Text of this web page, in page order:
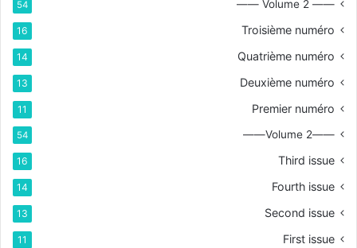
—— Volume 2 ——
54
Troisième numéro
16
Quatrième numéro
14
Deuxième numéro
13
Premier numéro
11
——Volume 2——
54
Third issue
16
Fourth issue
14
Second issue
13
First issue
11